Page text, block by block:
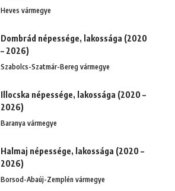
Heves vármegye
Dombrád népessége, lakossága (2020
– 2026)
Szabolcs-Szatmár-Bereg vármegye
Illocska népessége, lakossága (2020 –
2026)
Baranya vármegye
Halmaj népessége, lakossága (2020 –
2026)
Borsod-Abaúj-Zemplén vármegye